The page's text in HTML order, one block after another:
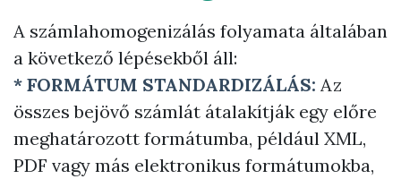
A számlahomogenizálás folyamata általában
a következő lépésekből áll:
* FORMÁTUM STANDARDIZÁLÁS: Az
összes bejövő számlát átalakítják egy előre
meghatározott formátumba, például XML,
PDF vagy más elektronikus formátumokba,